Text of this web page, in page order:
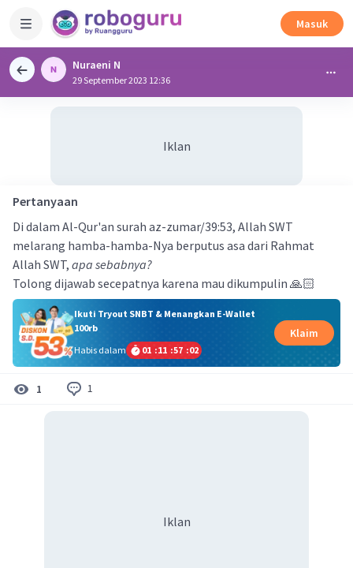
Masuk
Nuraeni N
29 September 2023 12:36
Iklan
Pertanyaan
Di dalam Al-Qur'an surah az-zumar/39:53, Allah SWT
melarang hamba-hamba-Nya berputus asa dari Rahmat
Allah SWT, apa sebabnya?
Tolong dijawab secepatnya karena mau dikumpulin 🙏🏻
Ikuti Tryout SNBT & Menangkan E-Wallet
100rb
Habis dalam
01 :11 :57 :02
Klaim
1 1
Iklan